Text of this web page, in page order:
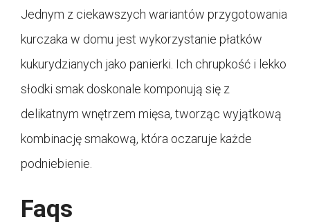
Jednym z ciekawszych wariantów przygotowania
kurczaka w domu jest wykorzystanie płatków
kukurydzianych jako panierki. Ich chrupkość i lekko
słodki smak doskonale komponują się z
delikatnym wnętrzem mięsa, tworząc wyjątkową
kombinację smakową, która oczaruje każde
podniebienie.
Faqs